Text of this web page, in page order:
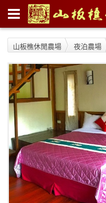
山板樵休閒農場 夜泊農場